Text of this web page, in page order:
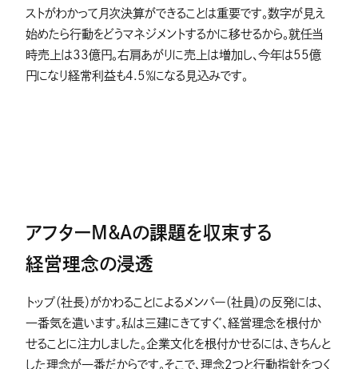
ストがわかって月次決算ができることは重要です。数字が見え
始めたら行動をどうマネジメントするかに移せるから。就任当
時売上は33億円。右肩あがりに売上は増加し、今年は55億
円になり経常利益も4.5％になる見込みです。
アフターM&Aの課題を収束する
経営理念の浸透
トップ（社長）がかわることによるメンバー（社員）の反発には、
一番気を遣います。私は三建にきてすぐ、経営理念を根付か
せることに注力しました。企業文化を根付かせるには、きちんと
した理念が一番だからです。そこで、理念2つと行動指針をつく